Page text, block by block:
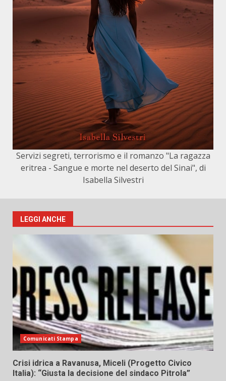
Servizi segreti, terrorismo e il romanzo "La ragazza
eritrea - Sangue e morte nel deserto del Sinai", di
Isabella Silvestri
LEGGI ANCHE
Comunicati Stampa
Crisi idrica a Ravanusa, Miceli (Progetto Civico
Italia): “Giusta la decisione del sindaco Pitrola”